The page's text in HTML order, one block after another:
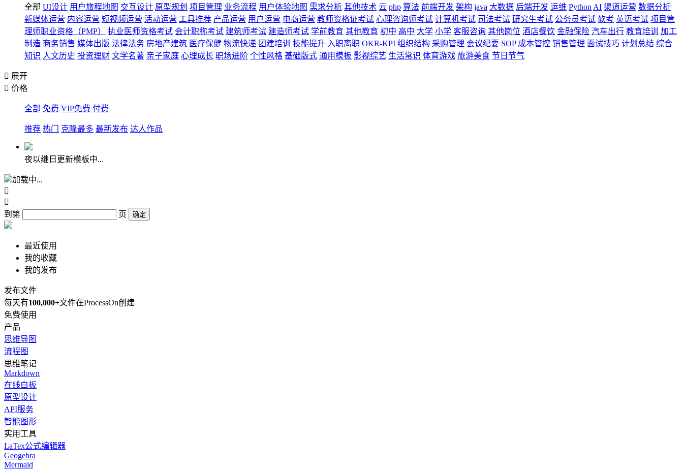
全部 UI设计 用户旅程地图 交互设计 原型规划 项目管理 业务流程 用户体验地图 需求分析 其他技术 云 php 算法 前端开发 架构 java 大数据 后端开发 运维 Python AI 渠道运营 数据分析
新媒体运营 内容运营 短视频运营 活动运营 工具推荐 产品运营 用户运营 电商运营 教师资格证考试 心理咨询师考试 计算机考试 司法考试 研究生考试 公务员考试 软考 英语考试 项目管
理师职业资格（PMP）
执业医师资格考试 会计职称考试 建筑师考试 建造师考试 学前教育 其他教育 初中 高中 大学 小学 客服咨询 其他岗位 酒店餐饮 金融保险 汽车出行 教育培训
加工
制造 商务销售 媒体出版 法律法务 房地产建筑 医疗保健 物流快递 团建培训 技能提升 入职离职 OKR-KPI 组织结构 采购管理 会议纪要 SOP 成本管控 销售管理 面试技巧 计划总结 综合
知识 人文历史 投资理财 文学名著 亲子家庭 心理成长 职场进阶 个性风格 基础版式 通用模板 影视综艺 生活常识 体育游戏 旅游美食 节日节气
 展开
 价格
全部 免费 VIP免费 付费
推荐 热门 克隆最多 最新发布 达人作品
夜以继日更新模板中...
加载中...


到第
页 确定
最近使用
我的收藏
我的发布
发布文件
每天有100,000+文件在ProcessOn创建
免费使用
产品
思维导图
流程图
思维笔记
Markdown
在线白板
原型设计
API服务
智能图形
实用工具
LaTex公式编辑器
Geogebra
Mermaid